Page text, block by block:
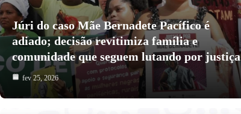
Júri do caso Mãe Bernadete Pacífico é
adiado; decisão revitimiza família e
comunidade que seguem lutando por justiça
fev 25, 2026